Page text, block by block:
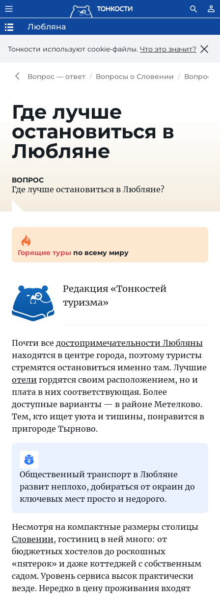
Тонкости используют сookie-файлы. Что это значит?
Любляна
Вопрос — ответ Вопросы о Словении Вопросы
Где лучше
остановиться в
Любляне
Где лучше остановиться в Любляне?
Горящие туры по всему миру
Редакция «Тонкостей
туризма»
Почти все достопримечательности Любляны
находятся в центре города, поэтому туристы
стремятся остановиться именно там. Лучшие
отели гордятся своим расположением, но и
плата в них соответствующая. Более
доступные варианты — в районе Метелково.
Тем, кто ищет уюта и тишины, понравится в
пригороде Тырново.
Общественный транспорт в Любляне
развит неплохо, добираться от окраин до
ключевых мест просто и недорого.
Несмотря на компактные размеры столицы
Словении, гостиниц в ней много: от
бюджетных хостелов до роскошных
«пятерок» и даже коттеджей с собственным
садом. Уровень сервиса высок практически
везде. Нередко в цену проживания входят